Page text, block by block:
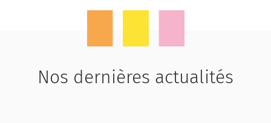
Nos dernières actualités